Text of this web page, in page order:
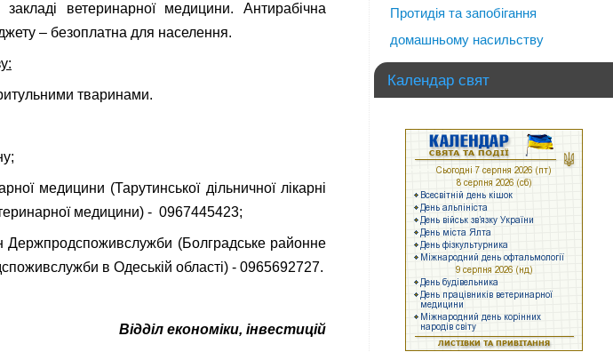
ветеринарної медицини. Антирабічна
– безоплатна для населення.
тваринами.
медицини (Тарутинської дільничної лікарні
медицини) - 0967445423;
(Болградське районне
в Одеській області) - 0965692727.
Відділ економіки, інвестицій
Протидія та запобігання
домашньому насильству
Календар свят